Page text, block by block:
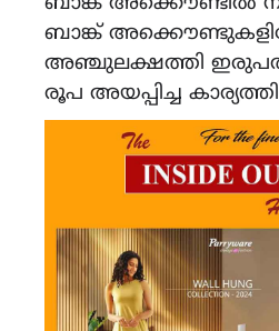
ബാങ്ക്
അഞ്ചുലക്ഷത്തി
രൂപ അയപ്പിച്ച